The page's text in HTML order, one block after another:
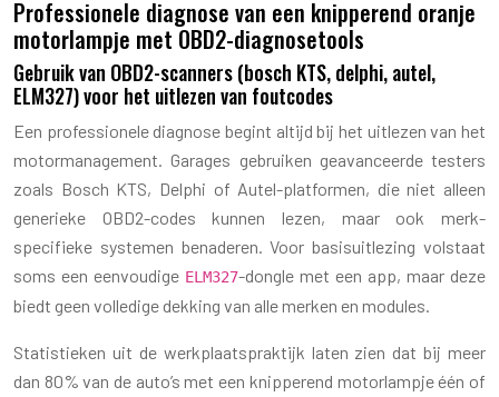
Professionele diagnose van een knipperend oranje
motorlampje met OBD2-diagnosetools
Gebruik van OBD2-scanners (bosch KTS, delphi, autel,
ELM327) voor het uitlezen van foutcodes
Een professionele diagnose begint altijd bij het uitlezen van het
motormanagement. Garages gebruiken geavanceerde testers
zoals Bosch KTS, Delphi of Autel-platformen, die niet alleen
generieke OBD2-codes kunnen lezen, maar ook merk-
specifieke systemen benaderen. Voor basisuitlezing volstaat
soms een eenvoudige ELM327-dongle met een app, maar deze
biedt geen volledige dekking van alle merken en modules.
Statistieken uit de werkplaatspraktijk laten zien dat bij meer
dan 80% van de auto’s met een knipperend motorlampje één of